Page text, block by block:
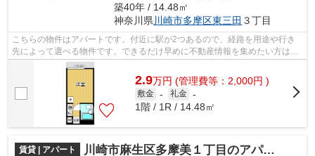
築40年 / 14.48㎡
神奈川県 川崎市多摩区東三田 ３丁目
こちらの物件はアパートです。付近に駅が2つあるので、経路を用途や行き
先によって選べる物件です。できるだけ早めに不動産情報を集めたい方は当
社スタッフまでご連絡ください。地域の...
2.9万円 (管理費等：2,000円 )
敷金 - 礼金 -
1階 / 1R / 14.48㎡
賃貸 | アパート 川崎市麻生区多摩美１丁目のアパート